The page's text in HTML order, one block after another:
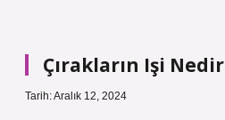
Çırakların Işi Nedir
Tarih: Aralık 12, 2024